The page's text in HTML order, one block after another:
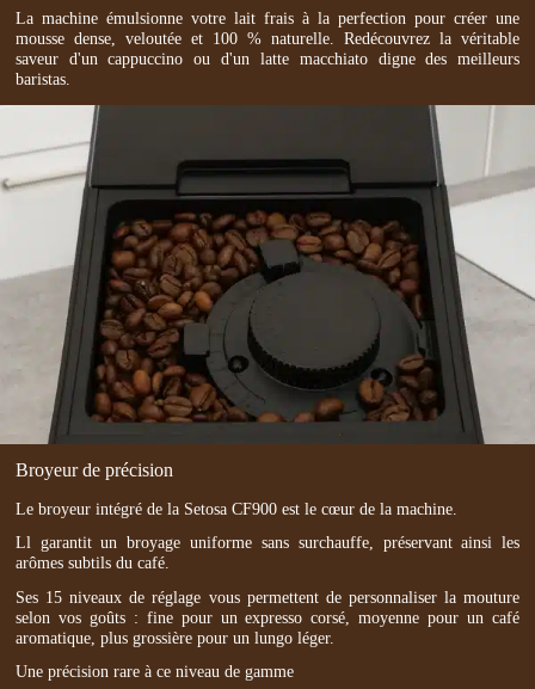
La machine émulsionne votre lait frais à la perfection pour créer une
mousse dense, veloutée et 100 % naturelle. Redécouvrez la véritable
saveur d'un cappuccino ou d'un latte macchiato digne des meilleurs
baristas.
Broyeur de précision
Le broyeur intégré de la Setosa CF900 est le cœur de la machine.
Ll garantit un broyage uniforme sans surchauffe, préservant ainsi les
arômes subtils du café.
Ses 15 niveaux de réglage vous permettent de personnaliser la mouture
selon vos goûts : fine pour un expresso corsé, moyenne pour un café
aromatique, plus grossière pour un lungo léger.
Une précision rare à ce niveau de gamme